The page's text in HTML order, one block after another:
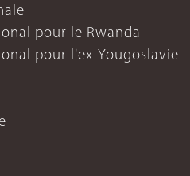
pour le Rwanda
pour l'ex-Yougoslavie